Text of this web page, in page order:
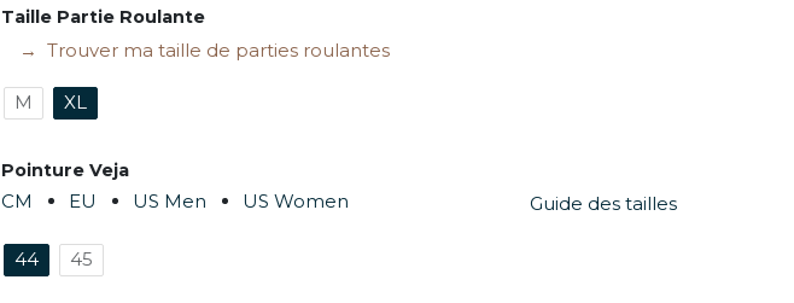
Taille Partie Roulante
Trouver ma taille de parties roulantes
M XL
Pointure Veja
CM EU US Men US Women Guide des tailles
44 45